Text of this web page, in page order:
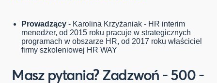
Prowadzący - Karolina Krzyżaniak - HR interim
menedżer, od 2015 roku pracuje w strategicznych
programach w obszarze HR, od 2017 roku właściciel
firmy szkoleniowej HR WAY
Masz pytania? Zadzwoń - 500 -